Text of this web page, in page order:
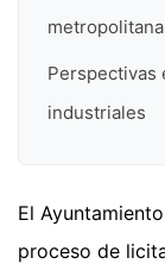
metropolitana
Perspectivas
industriales
El
proceso de